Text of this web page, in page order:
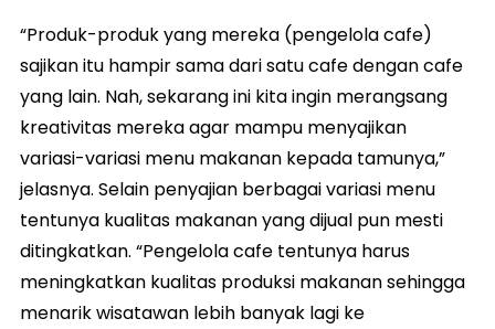
“Produk-produk yang mereka (pengelola cafe)
sajikan itu hampir sama dari satu cafe dengan cafe
yang lain. Nah, sekarang ini kita ingin merangsang
kreativitas mereka agar mampu menyajikan
variasi-variasi menu makanan kepada tamunya,”
jelasnya. Selain penyajian berbagai variasi menu
tentunya kualitas makanan yang dijual pun mesti
ditingkatkan. “Pengelola cafe tentunya harus
meningkatkan kualitas produksi makanan sehingga
menarik wisatawan lebih banyak lagi ke